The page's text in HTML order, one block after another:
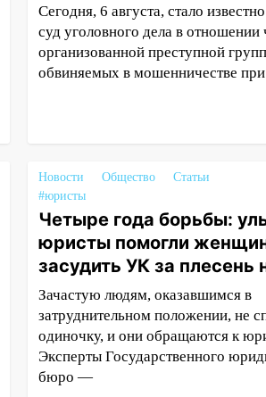
Сегодня, 6 августа, стало
суд уголовного дела в отношении
организованной преступной
обвиняемых в мошенничестве
Новости Общество
Статьи
#юристы
Четыре года борьбы:
юристы помогли
засудить УК за плесень
Зачастую людям, оказавшимся в
затруднительном положении, не
одиночку, и они обращаются к
Эксперты Государственного
бюро —